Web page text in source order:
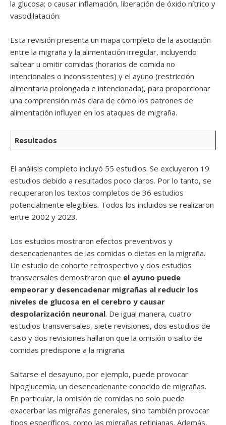
la glucosa; o causar inflamación, liberación de óxido nítrico y
vasodilatación.
Esta revisión presenta un mapa completo de la asociación
entre la migraña y la alimentación irregular, incluyendo
saltear u omitir comidas (horarios de comida no
intencionales o inconsistentes) y el ayuno (restricción
alimentaria prolongada e intencionada), para proporcionar
una comprensión más clara de cómo los patrones de
alimentación influyen en los ataques de migraña.
Resultados
El análisis completo incluyó 55 estudios. Se excluyeron 19
estudios debido a resultados poco claros. Por lo tanto, se
recuperaron los textos completos de 36 estudios
potencialmente elegibles. Todos los incluidos se realizaron
entre 2002 y 2023.
Los estudios mostraron efectos preventivos y
desencadenantes de las comidas o dietas en la migraña.
Un estudio de cohorte retrospectivo y dos estudios
transversales demostraron que el ayuno puede
empeorar y desencadenar migrañas al reducir los
niveles de glucosa en el cerebro y causar
despolarización neuronal. De igual manera, cuatro
estudios transversales, siete revisiones, dos estudios de
caso y dos revisiones hallaron que la omisión o salto de
comidas predispone a la migraña.
Saltarse el desayuno, por ejemplo, puede provocar
hipoglucemia, un desencadenante conocido de migrañas.
En particular, la omisión de comidas no solo puede
exacerbar las migrañas generales, sino también provocar
tipos específicos, como las migrañas retinianas. Además,